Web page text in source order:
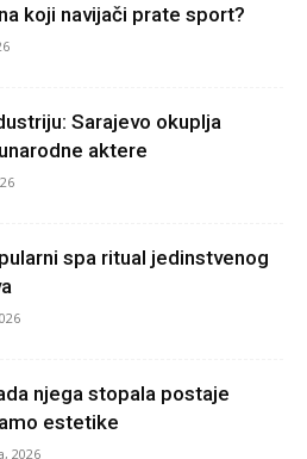
koji navijači prate sport?
Sarajevo okuplja
aktere
spa ritual jedinstvenog
njega stopala postaje
estetike
2026